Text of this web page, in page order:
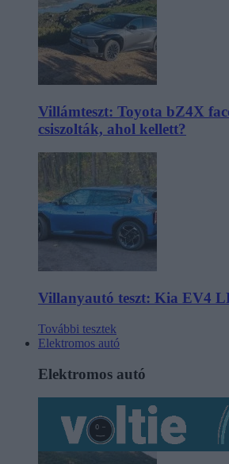
Villámteszt: Toyota bZ4X
csiszolták, ahol kellett?
Villanyautó teszt: Kia EV4
További tesztek
Elektromos autó
Elektromos autó